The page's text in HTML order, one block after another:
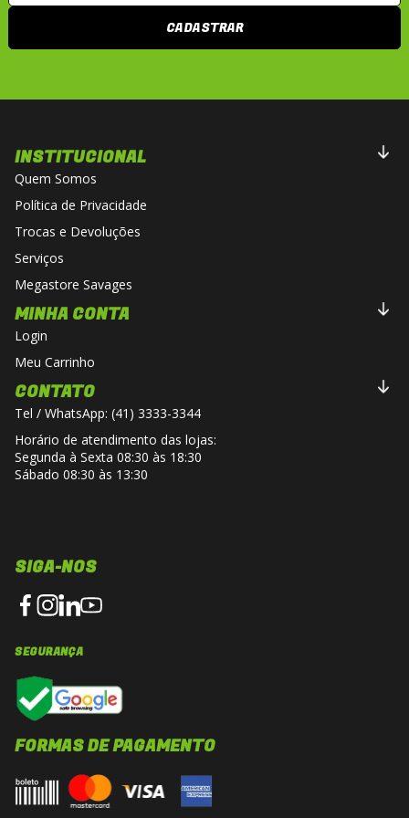
• Modelo: Next 2 MC
• Medida: 150/70-17
• Índice de velocidade: V
• Aplicação: Traseiro
• Categoria: Urban / Estrada
CADASTRAR
INSTITUCIONAL
Quem Somos
Política de Privacidade
Trocas e Devoluções
Serviços
Megastore Savages
MINHA CONTA
Login
Meu Carrinho
CONTATO
Tel / WhatsApp: (41) 3333-3344
Horário de atendimento das lojas:
Segunda à Sexta 08:30 às 18:30
Sábado 08:30 às 13:30
SIGA-NOS
SEGURANÇA
FORMAS DE PAGAMENTO